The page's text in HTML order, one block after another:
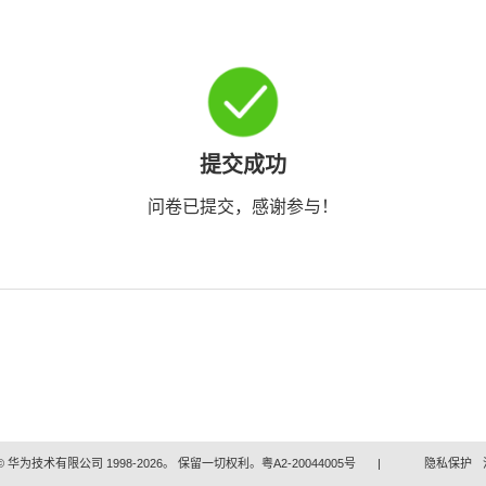
提交成功
问卷已提交，感谢参与！
华为技术有限公司 1998-2026。 保留一切权利。粤A2-20044005号 | 隐私保护